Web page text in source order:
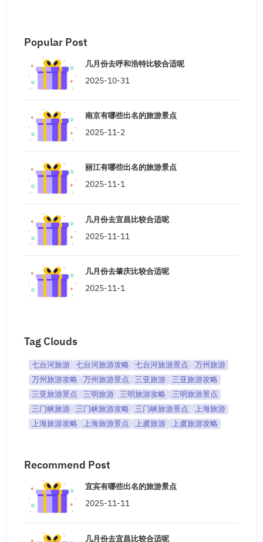
Popular Post
几月份去呼和浩特比较合适呢
2025-10-31
南京有哪些出名的旅游景点
2025-11-2
丽江有哪些出名的旅游景点
2025-11-1
几月份去宜昌比较合适呢
2025-11-11
几月份去肇庆比较合适呢
2025-11-1
Tag Clouds
七台河旅游 七台河旅游攻略 七台河旅游景点
万州旅游
万州旅游攻略
万州旅游景点 三亚旅游
三亚旅游攻略
三亚旅游景点
三明旅游 三明旅游攻略
三明旅游景点
三门峡旅游
三门峡旅游攻略 三门峡旅游景点
上海旅游
上海旅游攻略
上海旅游景点 上虞旅游 上虞旅游攻略
Recommend Post
宜宾有哪些出名的旅游景点
2025-11-11
几月份去宜昌比较合适呢